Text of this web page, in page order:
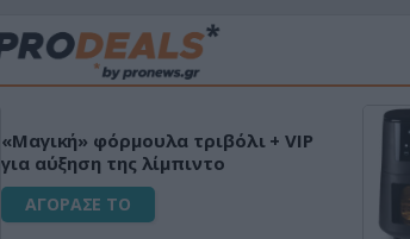
«Μαγική» φόρμουλα τριβόλι + VIP
για αύξηση της λίμπιντο
ΑΓΟΡΑΣΕ ΤΟ